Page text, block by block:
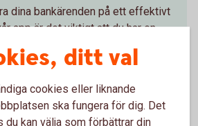
dina bankärenden på ett effektivt
app är det viktigt att du har en
av operativsystemet på din
på mobila
ditt val
cookies eller liknande
ska fungera för dig. Det
du kan välja som förbättrar din